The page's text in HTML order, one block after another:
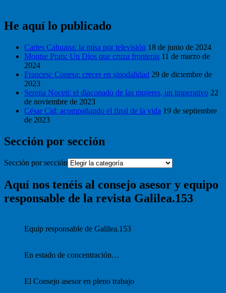
He aquí lo publicado
Carles Cahuana: la misa por televisión 18 de junio de 2024
Montse Prats: Un Dios que cruza fronteras 11 de marzo de
2024
Francesc Conesa: crecer en sinodalidad 29 de diciembre de
2023
Serena Noceti: el diaconado de las mujeres, un imperativo 22
de noviembre de 2023
César Cid: acompañando el final de la vida 19 de septiembre
de 2023
Sección por sección
Sección por sección
Aquí nos tenéis al consejo asesor y equipo
responsable de la revista Galilea.153
Equip responsable de Galilea.153
En estado de concentración…
El Consejo asesor en pleno trabajo